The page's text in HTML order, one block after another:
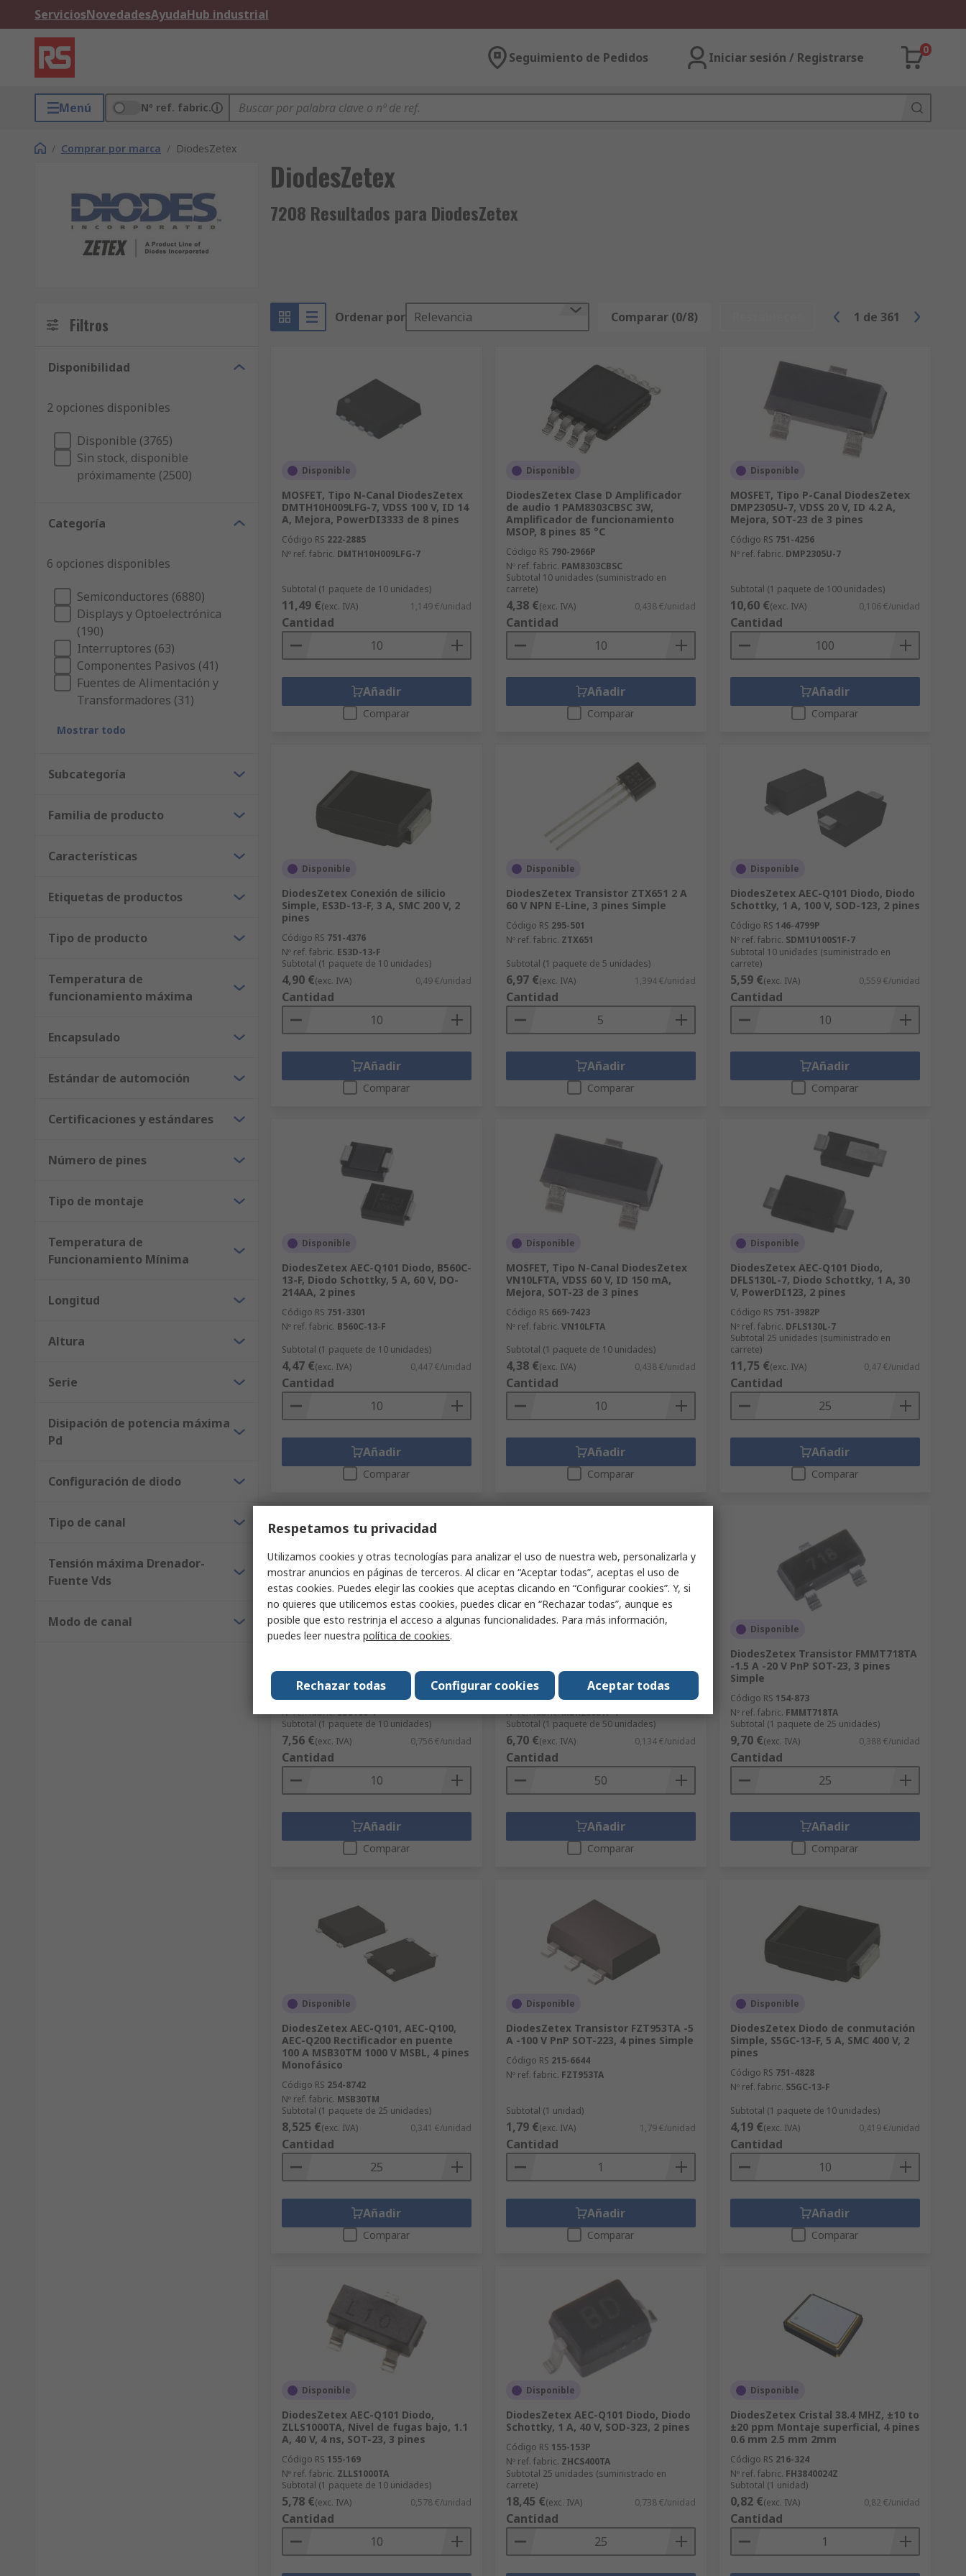
ServiciosNovedadesAyudaHub industrial
Seguimiento de Pedidos Iniciar sesión / Registrarse
0
Menú Nº ref. fabric.
/ Comprar por marca / DiodesZetex
DiodesZetex
7208 Resultados para DiodesZetex
Filtros
Disponibilidad
2 opciones disponibles
Disponible (3765)
Sin stock, disponible
próximamente (2500)
Categoría
6 opciones disponibles
Semiconductores (6880)
Displays y Optoelectrónica
(190)
Interruptores (63)
Componentes Pasivos (41)
Fuentes de Alimentación y
Transformadores (31)
Mostrar todo
Subcategoría
Familia de producto
Características
Etiquetas de productos
Tipo de producto
Temperatura de
funcionamiento máxima
Encapsulado
Estándar de automoción
Certificaciones y estándares
Número de pines
Tipo de montaje
Temperatura de
Funcionamiento Mínima
Longitud
Altura
Serie
Disipación de potencia máxima
Pd
Configuración de diodo
Tipo de canal
Tensión máxima Drenador-
Fuente Vds
Modo de canal
Ordenar por Relevancia Comparar (0/8) 1 de 361
Disponible
MOSFET, Tipo N-Canal DiodesZetex
DMTH10H009LFG-7, VDSS 100 V, ID 14
A, Mejora, PowerDI3333 de 8 pines
Código RS 222-2885
Nº ref. fabric. DMTH10H009LFG-7
Subtotal (1 paquete de 10 unidades)
11,49 €(exc. IVA) 1,149 €/unidad
Cantidad
Añadir
Comparar
Disponible
DiodesZetex Clase D Amplificador
de audio 1 PAM8303CBSC 3W,
Amplificador de funcionamiento
MSOP, 8 pines 85 °C
Código RS 790-2966P
Nº ref. fabric. PAM8303CBSC
Subtotal 10 unidades (suministrado en
carrete)
4,38 €(exc. IVA) 0,438 €/unidad
Cantidad
Añadir
Comparar
Disponible
MOSFET, Tipo P-Canal DiodesZetex
DMP2305U-7, VDSS 20 V, ID 4.2 A,
Mejora, SOT-23 de 3 pines
Código RS 751-4256
Nº ref. fabric. DMP2305U-7
Subtotal (1 paquete de 100 unidades)
10,60 €(exc. IVA) 0,106 €/unidad
Cantidad
Añadir
Comparar
Disponible
DiodesZetex Conexión de silicio
Simple, ES3D-13-F, 3 A, SMC 200 V, 2
pines
Código RS 751-4376
Nº ref. fabric. ES3D-13-F
Subtotal (1 paquete de 10 unidades)
4,90 €(exc. IVA) 0,49 €/unidad
Cantidad
Añadir
Comparar
Disponible
DiodesZetex Transistor ZTX651 2 A
60 V NPN E-Line, 3 pines Simple
Código RS 295-501
Nº ref. fabric. ZTX651
Subtotal (1 paquete de 5 unidades)
6,97 €(exc. IVA) 1,394 €/unidad
Cantidad
Añadir
Comparar
Disponible
DiodesZetex AEC-Q101 Diodo, Diodo
Schottky, 1 A, 100 V, SOD-123, 2 pines
Código RS 146-4799P
Nº ref. fabric. SDM1U100S1F-7
Subtotal 10 unidades (suministrado en
carrete)
5,59 €(exc. IVA) 0,559 €/unidad
Cantidad
Añadir
Comparar
Disponible
DiodesZetex AEC-Q101 Diodo, B560C-
13-F, Diodo Schottky, 5 A, 60 V, DO-
214AA, 2 pines
Código RS 751-3301
Nº ref. fabric. B560C-13-F
Subtotal (1 paquete de 10 unidades)
4,47 €(exc. IVA) 0,447 €/unidad
Cantidad
Añadir
Comparar
Disponible
MOSFET, Tipo N-Canal DiodesZetex
VN10LFTA, VDSS 60 V, ID 150 mA,
Mejora, SOT-23 de 3 pines
Código RS 669-7423
Nº ref. fabric. VN10LFTA
Subtotal (1 paquete de 10 unidades)
4,38 €(exc. IVA) 0,438 €/unidad
Cantidad
Añadir
Comparar
Disponible
DiodesZetex AEC-Q101 Diodo,
DFLS130L-7, Diodo Schottky, 1 A, 30
V, PowerDI123, 2 pines
Código RS 751-3982P
Nº ref. fabric. DFLS130L-7
Subtotal 25 unidades (suministrado en
carrete)
11,75 €(exc. IVA) 0,47 €/unidad
Cantidad
Añadir
Comparar
Disponible
pines
Código RS751-4843
Nº ref. fabric.SB5100-T
Subtotal (1 paquete de 10 unidades)
7,56 €(exc. IVA) 0,756 €/unidad
Cantidad
Añadir
Comparar
V, SOD-123, 2 pines
Código RS921-1218
Nº ref. fabric.MBR230S1F-7
Subtotal (1 paquete de 50 unidades)
6,70 €(exc. IVA) 0,134 €/unidad
Cantidad
Añadir
Comparar
Disponible
DiodesZetex Transistor FMMT718TA
-1.5 A -20 V PnP SOT-23, 3 pines
Simple
Código RS 154-873
Nº ref. fabric. FMMT718TA
Subtotal (1 paquete de 25 unidades)
9,70 €(exc. IVA) 0,388 €/unidad
Cantidad
Añadir
Comparar
Disponible
DiodesZetex AEC-Q101, AEC-Q100,
AEC-Q200 Rectificador en puente
100 A MSB30TM 1000 V MSBL, 4 pines
Monofásico
Código RS 254-8742
Nº ref. fabric. MSB30TM
Subtotal (1 paquete de 25 unidades)
8,525 €(exc. IVA) 0,341 €/unidad
Cantidad
Añadir
Comparar
Disponible
DiodesZetex Transistor FZT953TA -5
A -100 V PnP SOT-223, 4 pines Simple
Código RS 215-6644
Nº ref. fabric. FZT953TA
Subtotal (1 unidad)
1,79 €(exc. IVA) 1,79 €/unidad
Cantidad
Añadir
Comparar
Disponible
DiodesZetex Diodo de conmutación
Simple, S5GC-13-F, 5 A, SMC 400 V, 2
pines
Código RS 751-4828
Nº ref. fabric. S5GC-13-F
Subtotal (1 paquete de 10 unidades)
4,19 €(exc. IVA) 0,419 €/unidad
Cantidad
Añadir
Comparar
Disponible
DiodesZetex AEC-Q101 Diodo,
ZLLS1000TA, Nivel de fugas bajo, 1.1
A, 40 V, 4 ns, SOT-23, 3 pines
Código RS 155-169
Nº ref. fabric. ZLLS1000TA
Subtotal (1 paquete de 10 unidades)
5,78 €(exc. IVA) 0,578 €/unidad
Cantidad
Disponible
DiodesZetex AEC-Q101 Diodo, Diodo
Schottky, 1 A, 40 V, SOD-323, 2 pines
Código RS 155-153P
Nº ref. fabric. ZHCS400TA
Subtotal 25 unidades (suministrado en
carrete)
18,45 €(exc. IVA) 0,738 €/unidad
Cantidad
Disponible
DiodesZetex Cristal 38.4 MHZ, ±10 to
±20 ppm Montaje superficial, 4 pines
0.6 mm 2.5 mm 2mm
Código RS 216-324
Nº ref. fabric. FH3840024Z
Subtotal (1 unidad)
0,82 €(exc. IVA) 0,82 €/unidad
Cantidad
Respetamos tu privacidad
Utilizamos cookies y otras tecnologías para analizar el uso de nuestra web, personalizarla y
mostrar anuncios en páginas de terceros. Al clicar en “Aceptar todas”, aceptas el uso de
estas cookies. Puedes elegir las cookies que aceptas clicando en “Configurar cookies”. Y, si
no quieres que utilicemos estas cookies, puedes clicar en “Rechazar todas”, aunque es
posible que esto restrinja el acceso a algunas funcionalidades. Para más información,
puedes leer nuestra política de cookies.
Aceptar todas
Configurar cookies
Rechazar todas